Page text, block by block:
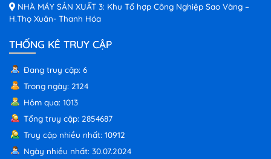
NHÀ MÁY SẢN XUẤT 3: Khu Tổ hợp Công Nghiệp Sao Vàng –
H.Thọ Xuân- Thanh Hóa
THỐNG KÊ TRUY CẬP
Đang truy cập: 6
Trong ngày: 2124
Hôm qua: 1013
Tổng truy cập: 2854687
Truy cập nhiều nhất: 10912
Ngày nhiều nhất: 30.07.2024